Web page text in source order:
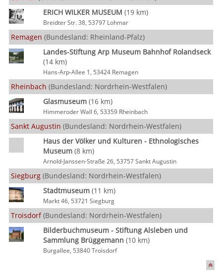
ERICH WILKER MUSEUM (19 km)
Breidter Str. 38, 53797 Lohmar
Remagen (Bundesland: Rheinland-Pfalz)
Landes-Stiftung Arp Museum Bahnhof Rolandseck
(14 km)
Hans-Arp-Allee 1, 53424 Remagen
Rheinbach (Bundesland: Nordrhein-Westfalen)
Glasmuseum(16 km)
Himmeroder Wall 6, 53359 Rheinbach
Sankt Augustin (Bundesland: Nordrhein-Westfalen)
Haus der Völker und Kulturen - Ethnologisches
Museum(8 km)
Arnold-Janssen-Straße 26, 53757 Sankt Augustin
Siegburg (Bundesland: Nordrhein-Westfalen)
Stadtmuseum(11 km)
Markt 46, 53721 Siegburg
Troisdorf(Bundesland: Nordrhein-Westfalen)
Bilderbuchmuseum - Stiftung Alsleben und
Sammlung Brüggemann (10 km)
Burgallee, 53840 Troisdorf